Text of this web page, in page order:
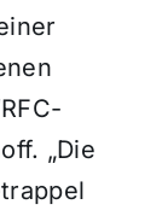
„Die